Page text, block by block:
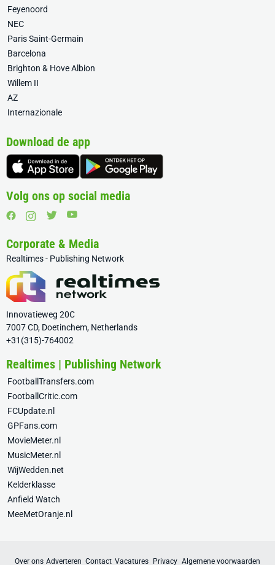
Feyenoord
NEC
Paris Saint-Germain
Barcelona
Brighton & Hove Albion
Willem II
AZ
Internazionale
Download de app
Volg ons op social media
Corporate & Media
Realtimes - Publishing Network
Innovatieweg 20C
7007 CD, Doetinchem, Netherlands
+31(315)-764002
Realtimes | Publishing Network
FootballTransfers.com
FootballCritic.com
FCUpdate.nl
GPFans.com
MovieMeter.nl
MusicMeter.nl
WijWedden.net
Kelderklasse
Anfield Watch
MeeMetOranje.nl
Over ons Adverteren Contact Vacatures Privacy Algemene voorwaarden